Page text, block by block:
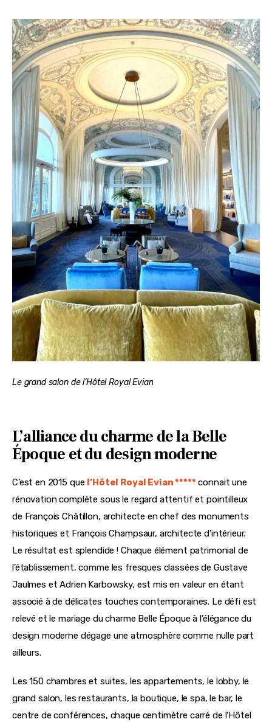
Le grand salon de l’Hôtel Royal Evian
L’alliance du charme de la Belle
Époque et du design moderne
C’est en 2015 que l’Hôtel Royal Evian ***** connait une
rénovation complète sous le regard attentif et pointilleux
de François Châtillon, architecte en chef des monuments
historiques et François Champsaur, architecte d’intérieur.
Le résultat est splendide ! Chaque élément patrimonial de
l’établissement, comme les fresques classées de Gustave
Jaulmes et Adrien Karbowsky, est mis en valeur en étant
associé à de délicates touches contemporaines. Le défi est
relevé et le mariage du charme Belle Époque à l’élégance du
design moderne dégage une atmosphère comme nulle part
ailleurs.
Les 150 chambres et suites, les appartements, le lobby, le
grand salon, les restaurants, la boutique, le spa, le bar, le
centre de conférences, chaque centimètre carré de l’Hôtel